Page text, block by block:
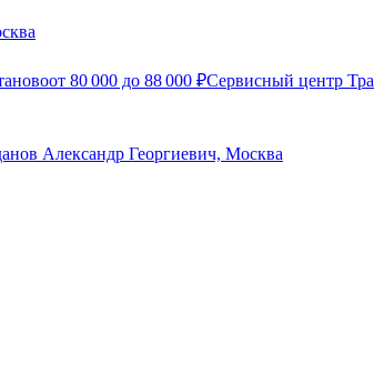
от 80 000 до 88 000 ₽Сервисный центр
Александр Георгиевич, Москва